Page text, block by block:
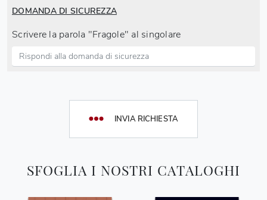
SFOGLIA I NOSTRI CATALOGHI
DOMANDA DI SICUREZZA
Scrivere la parola "Fragole" al singolare
INVIA RICHIESTA